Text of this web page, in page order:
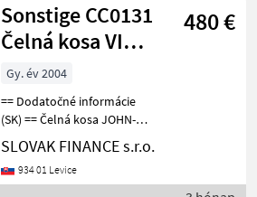
Sonstige CC0131
Čelná kosa VIN
750
480 €
Gy. év 2004
== Dodatočné informácie
(SK) == Čelná kosa JOHN-
DEERE CC0131 r.v. 2004,
pracovná šírka: 1400 – 2000
mm, výška kosenia: 30 – 80
SLOVAK FINANCE s.r.o.
934 01 Levice